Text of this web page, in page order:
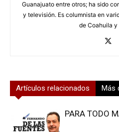
Guanajuato entre otros; ha sido
y televisión. Es columnista en
de Coahuila y
Artículos relacionados Más
PARA TODO